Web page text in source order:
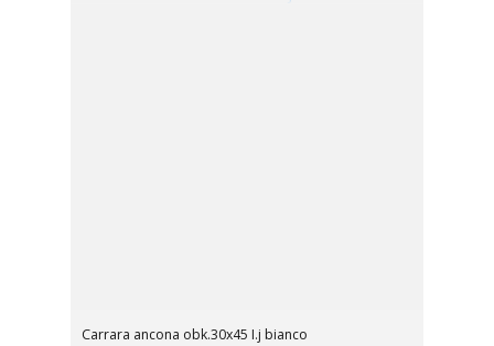
Carrara ancona obk.30x45 I.j bianco